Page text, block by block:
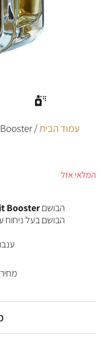
עמוד הבית/
Booster
המלאי אזל
הבושםBooster
הבושם בעל ניחוח
מחיר ל- 100